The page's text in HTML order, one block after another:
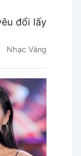
đổi lấy
Nhạc Vàng